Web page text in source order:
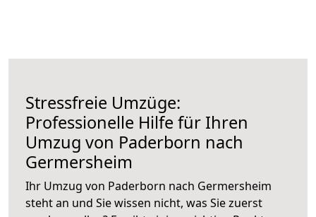
Stressfreie Umzüge:
Professionelle Hilfe für Ihren
Umzug von Paderborn nach
Germersheim
Ihr Umzug von Paderborn nach Germersheim
steht an und Sie wissen nicht, was Sie zuerst